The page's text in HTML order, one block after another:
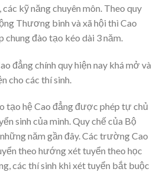
kỹ năng chuyên môn. Theo quy
Thương binh và xã hội thì Cao
chung đào tạo kéo dài 3 năm.
đẳng chính quy hiện nay khá mở và
cho các thí sinh.
tạo hệ Cao đẳng được phép tự chủ
sinh của mình. Quy chế của Bộ
năm gần đây. Các trường Cao
theo hướng xét tuyển theo học
các thí sinh khi xét tuyển bắt buộc